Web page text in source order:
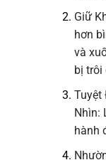
Giữ
hơn
và
bị trôi
Tuyệt
Nhìn:
hành